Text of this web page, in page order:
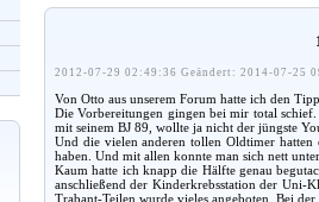
2012-07-29 02:49:36 Geändert: 2014-07-25
Von Otto aus unserem Forum hatte ich den
Die Vorbereitungen gingen bei mir total schief.
mit seinem BJ 89, wollte ja nicht der jüngste
Und die vielen anderen tollen Oldtimer hatten
haben. Und mit allen konnte man sich nett
Kaum hatte ich knapp die Hälfte genau
anschließend der Kinderkrebsstation der Uni-
Trabant-Teilen wurde vieles angeboten. Bei